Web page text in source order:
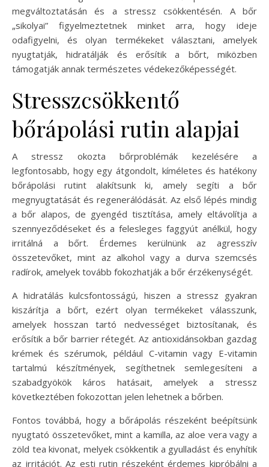
megváltoztatásán és a stressz csökkentésén. A bőr
„sikolyai” figyelmeztetnek minket arra, hogy ideje
odafigyelni, és olyan termékeket választani, amelyek
nyugtatják, hidratálják és erősítik a bőrt, miközben
támogatják annak természetes védekezőképességét.
Stresszcsökkentő
bőrápolási rutin alapjai
A stressz okozta bőrproblémák kezelésére a
legfontosabb, hogy egy átgondolt, kíméletes és hatékony
bőrápolási rutint alakítsunk ki, amely segíti a bőr
megnyugtatását és regenerálódását. Az első lépés mindig
a bőr alapos, de gyengéd tisztítása, amely eltávolítja a
szennyeződéseket és a felesleges faggyút anélkül, hogy
irritálná a bőrt. Érdemes kerülnünk az agresszív
összetevőket, mint az alkohol vagy a durva szemcsés
radírok, amelyek tovább fokozhatják a bőr érzékenységét.
A hidratálás kulcsfontosságú, hiszen a stressz gyakran
kiszárítja a bőrt, ezért olyan termékeket válasszunk,
amelyek hosszan tartó nedvességet biztosítanak, és
erősítik a bőr barrier rétegét. Az antioxidánsokban gazdag
krémek és szérumok, például C-vitamin vagy E-vitamin
tartalmú készítmények, segíthetnek semlegesíteni a
szabadgyökök káros hatásait, amelyek a stressz
következtében fokozottan jelen lehetnek a bőrben.
Fontos továbbá, hogy a bőrápolás részeként beépítsünk
nyugtató összetevőket, mint a kamilla, az aloe vera vagy a
zöld tea kivonat, melyek csökkentik a gyulladást és enyhítik
az irritációt. Az esti rutin részeként érdemes kipróbálni a